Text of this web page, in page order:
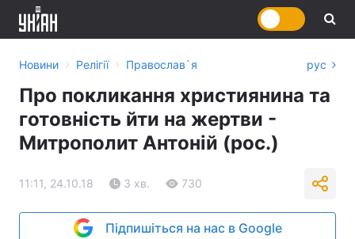
Новини › Релігії › Православ`я рус
Про покликання християнина та
готовність йти на жертви -
Митрополит Антоній (рос.)
11:11, 24.10.18 3 хв. 730
Підпишіться на нас в Google